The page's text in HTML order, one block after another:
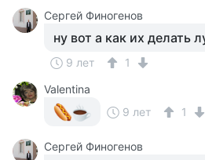
Сергей Финогенов
ну вот а как их делать
9 лет
1
Valentina
9 лет
1
Сергей Финогенов